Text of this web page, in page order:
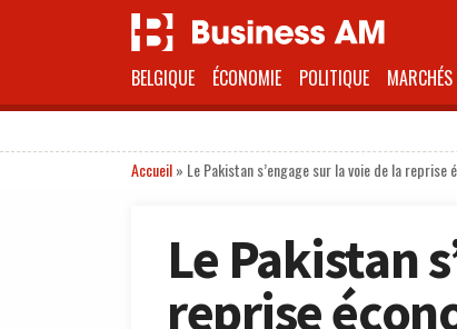
BELGIQUE ÉCONOMIE POLITIQUE MARCHÉS
Accueil» Le Pakistan s’engage sur la voie de la reprise
Le Pakistan
reprise